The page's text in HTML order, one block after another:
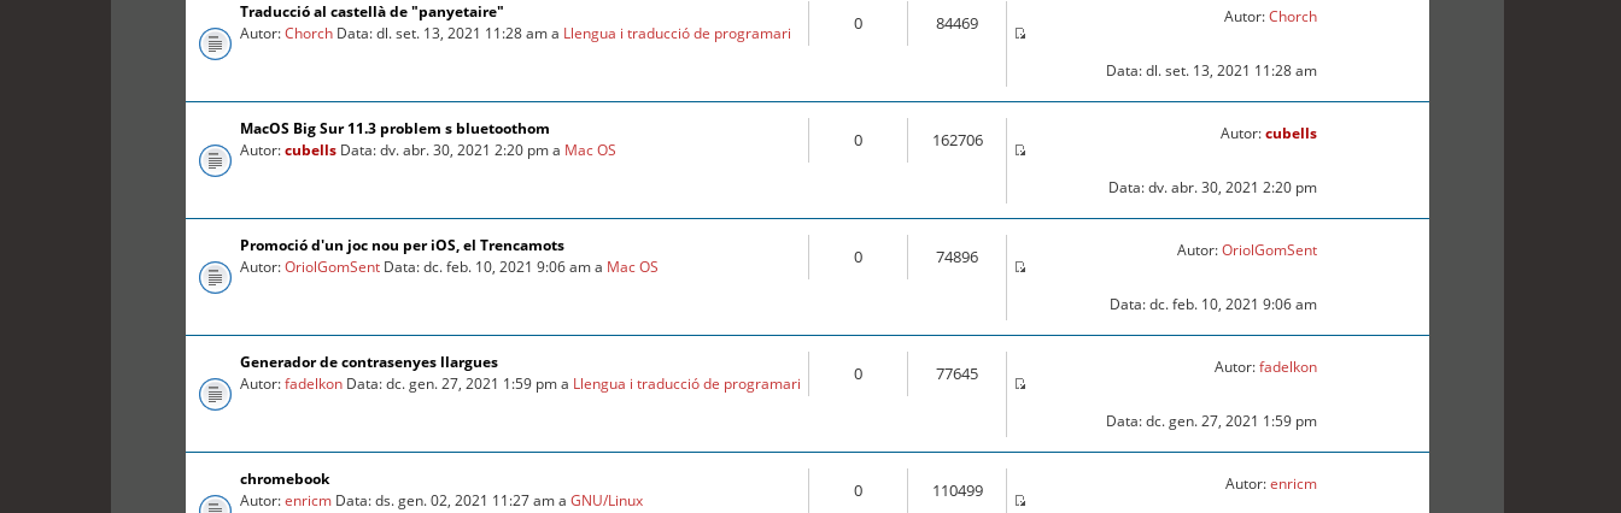
Traducció al castellà de "panyetaire"
Autor:Chorch Data: dl. set. 13, 2021 11:28 am a Llengua i traducció de programari 0 84469 Autor:Chorch
Data: dl. set. 13, 2021 11:28 am
MacOS Big Sur 11.3 problem s bluetoothom
Autor:cubells Data: dv. abr. 30, 2021 2:20 pm a Mac OS 0 162706 Autor:cubells
Data: dv. abr. 30, 2021 2:20 pm
Promoció d'un joc nou per iOS, el Trencamots
Autor:OriolGomSent Data: dc. feb. 10, 2021 9:06 am a Mac OS 0 74896 Autor:OriolGomSent
Data: dc. feb. 10, 2021 9:06 am
Generador de contrasenyes llargues
Autor:fadelkon Data: dc. gen. 27, 2021 1:59 pm a Llengua i traducció de programari 0 77645 Autor:fadelkon
Data: dc. gen. 27, 2021 1:59 pm
chromebook
Autor:enricm Data: ds. gen. 02, 2021 11:27 am aGNU/Linux 0 110499 Autor:enricm